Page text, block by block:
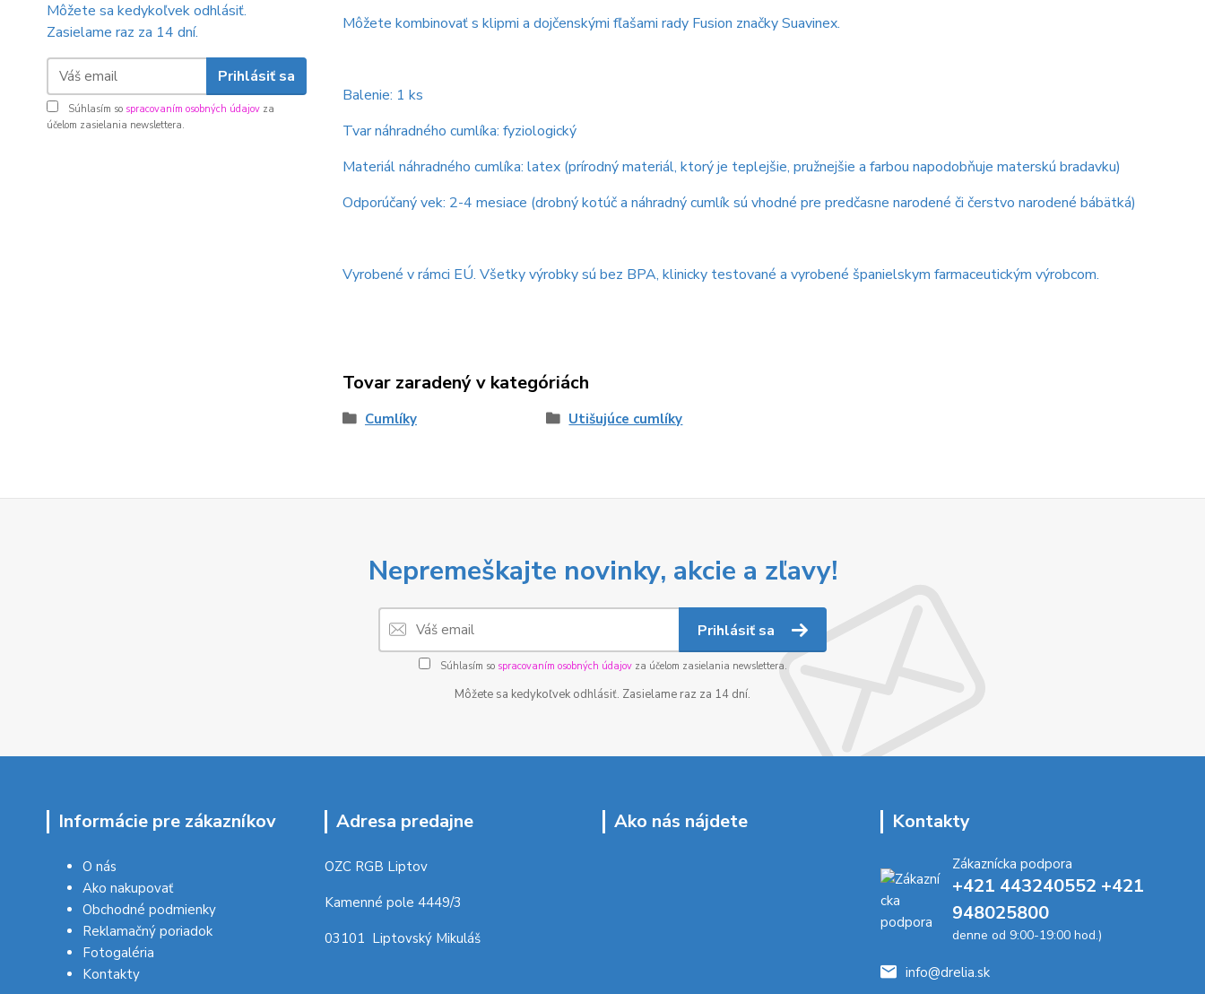
Môžete sa kedykoľvek odhlásiť.
Zasielame raz za 14 dní.
Prihlásiť sa
Súhlasím so spracovaním osobných údajov za
účelom zasielania newslettera.
Môžete kombinovať s klipmi a dojčenskými fľašami rady Fusion značky Suavinex.
Balenie: 1 ks
Tvar náhradného cumlíka: fyziologický
Materiál náhradného cumlíka: latex (prírodný materiál, ktorý je teplejšie, pružnejšie a farbou napodobňuje materskú bradavku)
Odporúčaný vek: 2-4 mesiace (drobný kotúč a náhradný cumlík sú vhodné pre predčasne narodené či čerstvo narodené bábätká)
Vyrobené v rámci EÚ. Všetky výrobky sú bez BPA, klinicky testované a vyrobené španielskym farmaceutickým výrobcom.
Tovar zaradený v kategóriách
Cumlíky Utišujúce cumlíky
Nepremeškajte novinky, akcie a zľavy!
Prihlásiť sa
Súhlasím so spracovaním osobných údajovza účelom zasielania newslettera.
Môžete sa kedykoľvek odhlásiť. Zasielame raz za 14 dní.
Informácie pre zákazníkov
O nás
Ako nakupovať
Obchodné podmienky
Reklamačný poriadok
Fotogaléria
Kontakty
Adresa predajne
OZC RGB Liptov
Kamenné pole 4449/3
03101 Liptovský Mikuláš
Ako nás nájdete Kontakty
Zákaznícka podpora
+421 443240552 +421
948025800
denne od 9:00-19:00 hod.)
info@drelia.sk